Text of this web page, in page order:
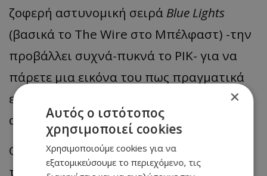
ζοφερή αστυνομική σειρά Blue Lights
(βασικά το The Wire στο Μπέλφαστ) -την
προβάλλει συχνά-πυκνά το ΡΙΚ- για να
πάρετε μια εικόνα του πως πραγματικά
είναι η Βόρεια Ιρλανδία που “κινδυνεύει
από τη βία των μεταναστών”.
Οι γειτονιές που είδαμε να φλέγονται
τώρα στα αντιμεταναστευτικά πογκρόμ
×
Αυτός ο ιστότοπος
χρησιμοποιεί cookies
Χρησιμοποιούμε cookies για να
εξατομικεύσουμε το περιεχόμενο, τις